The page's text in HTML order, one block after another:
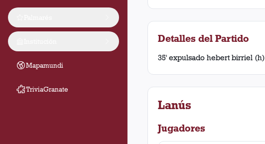
Mapamundi
TriviaGranate
Detalles del Partido
35' expulsado hebert birriel (h)
Lanús
Jugadores